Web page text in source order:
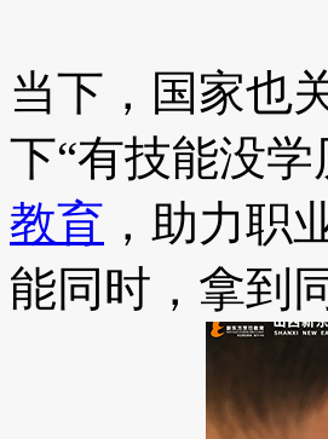
当下，国家也
下“有技能没
教育 ，助力职
能同时，拿到